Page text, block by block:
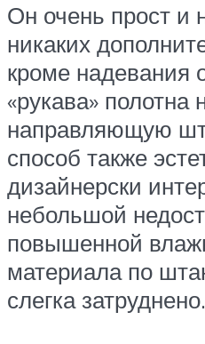
Он очень прост и
никаких
кроме надевания
«рукава» полотна
направляющую
способ также
дизайнерски
небольшой
повышенной
материала по
слегка затруднено.